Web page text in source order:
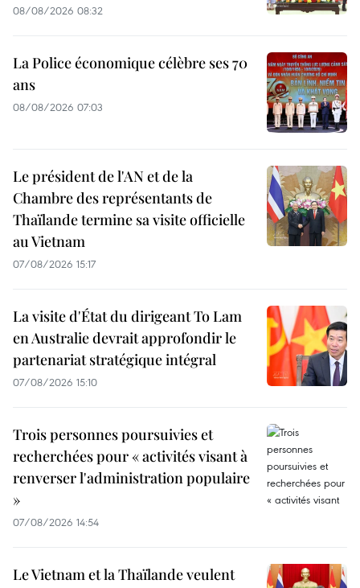
08/08/2026 08:32
La Police économique célèbre ses 70
ans
08/08/2026 07:03
Le président de l'AN et de la
Chambre des représentants de
Thaïlande termine sa visite officielle
au Vietnam
07/08/2026 15:17
La visite d'État du dirigeant To Lam
en Australie devrait approfondir le
partenariat stratégique intégral
07/08/2026 15:10
Trois personnes poursuivies et
recherchées pour « activités visant à
renverser l'administration populaire
»
07/08/2026 14:54
Le Vietnam et la Thaïlande veulent